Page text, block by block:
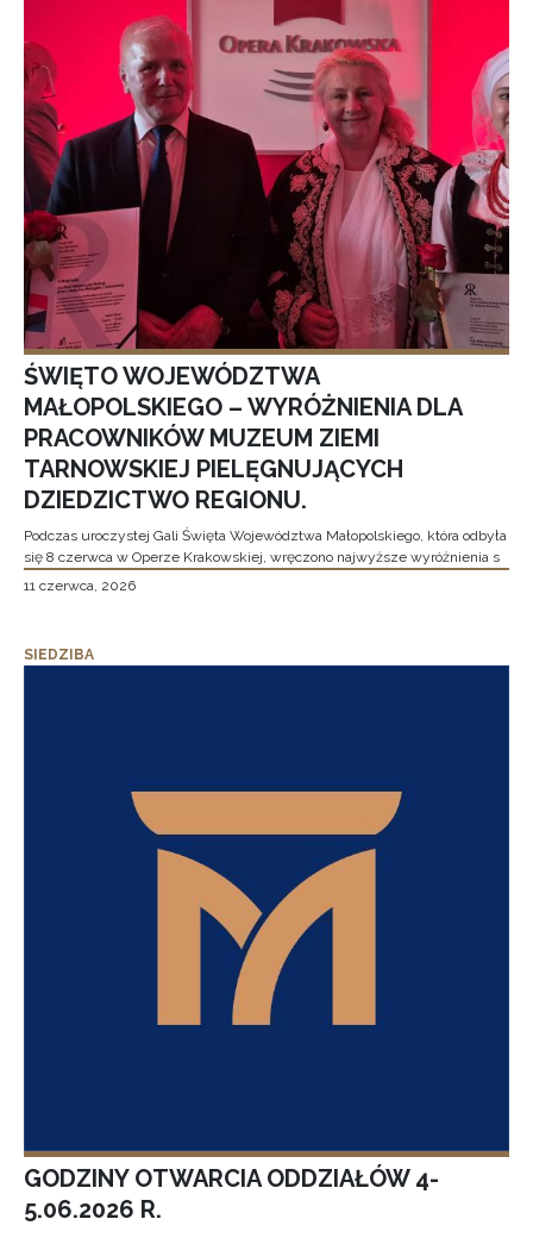
ŚWIĘTO WOJEWÓDZTWA
MAŁOPOLSKIEGO – WYRÓŻNIENIA DLA
PRACOWNIKÓW MUZEUM ZIEMI
TARNOWSKIEJ PIELĘGNUJĄCYCH
DZIEDZICTWO REGIONU.
Podczas uroczystej Gali Święta Województwa Małopolskiego, która odbyła
się 8 czerwca w Operze Krakowskiej, wręczono najwyższe wyróżnienia s
11 czerwca, 2026
SIEDZIBA
GODZINY OTWARCIA ODDZIAŁÓW 4-
5.06.2026 R.